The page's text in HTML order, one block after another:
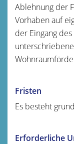
Ablehnung der
Vorhaben auf
der Eingang
Fristen
Es besteht
Erforderliche